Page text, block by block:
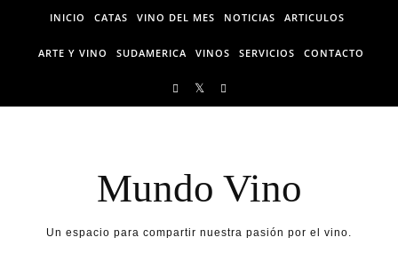
Skip to content
INICIO CATAS VINO DEL MES NOTICIAS ARTICULOS
ARTE Y VINO SUDAMERICA VINOS SERVICIOS CONTACTO
Mundo Vino
Un espacio para compartir nuestra pasión por el vino.